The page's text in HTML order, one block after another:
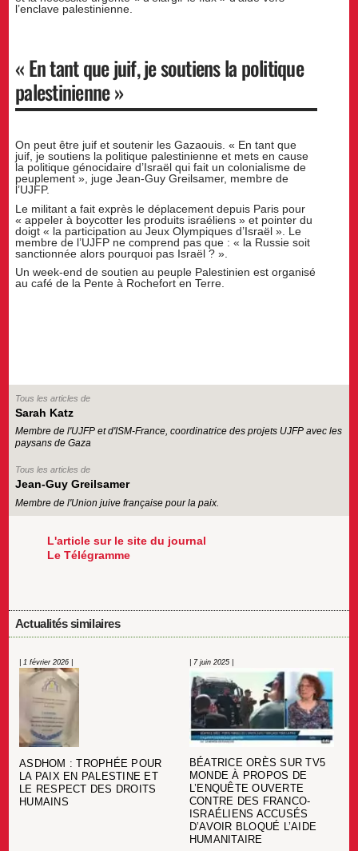
l’enclave palestinienne.
« En tant que juif, je soutiens la politique
palestinienne »
On peut être juif et soutenir les Gazaouis. « En tant que
juif, je soutiens la politique palestinienne et mets en cause
la politique génocidaire d’Israël qui fait un colonialisme de
peuplement », juge Jean-Guy Greilsamer, membre de
l’UJFP.
Le militant a fait exprès le déplacement depuis Paris pour
« appeler à boycotter les produits israéliens » et pointer du
doigt « la participation au Jeux Olympiques d’Israël ». Le
membre de l’UJFP ne comprend pas que : « la Russie soit
sanctionnée alors pourquoi pas Israël ? ».
Un week-end de soutien au peuple Palestinien est organisé
au café de la Pente à Rochefort en Terre.
Tous les articles de
Sarah Katz
Membre de l'UJFP et d'ISM-France, coordinatrice des projets UJFP avec les
paysans de Gaza
Tous les articles de
Jean-Guy Greilsamer
Membre de l'Union juive française pour la paix.
L'article sur le site du journal
Le Télégramme
Actualités similaires
| 1 février 2026 |
ASDHOM : TROPHÉE POUR
LA PAIX EN PALESTINE ET
LE RESPECT DES DROITS
HUMAINS
| 7 juin 2025 |
BÉATRICE ORÈS SUR TV5
MONDE À PROPOS DE
L’ENQUÊTE OUVERTE
CONTRE DES FRANCO-
ISRAÉLIENS ACCUSÉS
D’AVOIR BLOQUÉ L’AIDE
HUMANITAIRE